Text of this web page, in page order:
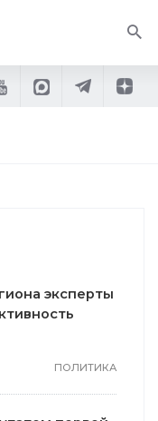
эксперты
ПОЛИТИКА